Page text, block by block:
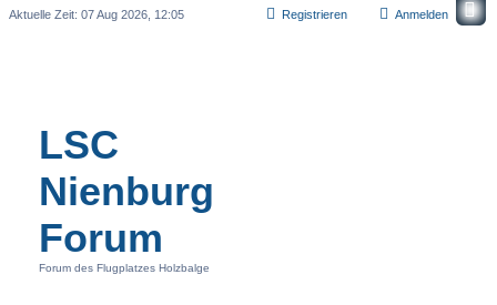
Anmelden
Registrieren
Aktuelle Zeit: 07 Aug 2026, 12:05
LSC
Nienburg
Forum
Forum des Flugplatzes Holzbalge